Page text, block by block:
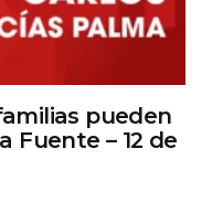
pueden
Fuente – 12 de